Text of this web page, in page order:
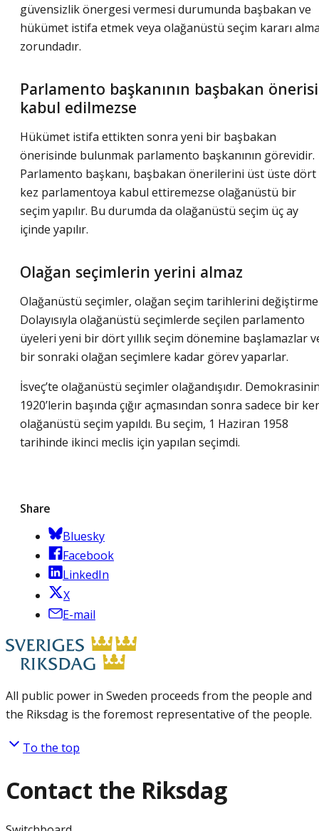
güvensizlik önergesi vermesi durumunda başbakan ve
hükümet istifa etmek veya olağanüstü seçim kararı
zorundadır.
Parlamento başkanının başbakan önerisi
kabul edilmezse
Hükümet istifa ettikten sonra yeni bir başbakan
önerisinde bulunmak parlamento başkanının görevidir.
Parlamento başkanı, başbakan önerilerini üst üste dört
kez parlamentoya kabul ettiremezse olağanüstü bir
seçim yapılır. Bu durumda da olağanüstü seçim üç ay
içinde yapılır.
Olağan seçimlerin yerini almaz
Olağanüstü seçimler, olağan seçim tarihlerini
Dolayısıyla olağanüstü seçimlerde seçilen parlamento
üyeleri yeni bir dört yıllık seçim dönemine başlamazlar
bir sonraki olağan seçimlere kadar görev yaparlar.
İsveç’te olağanüstü seçimler olağandışıdır.
1920’lerin başında çığır açmasından sonra sadece bir
olağanüstü seçim yapıldı. Bu seçim, 1 Haziran 1958
tarihinde ikinci meclis için yapılan seçimdi.
Share
Bluesky
Facebook
LinkedIn
X
E-mail
All public power in Sweden proceeds from the people and
the Riksdag is the foremost representative of the people.
To the top
Contact the Riksdag